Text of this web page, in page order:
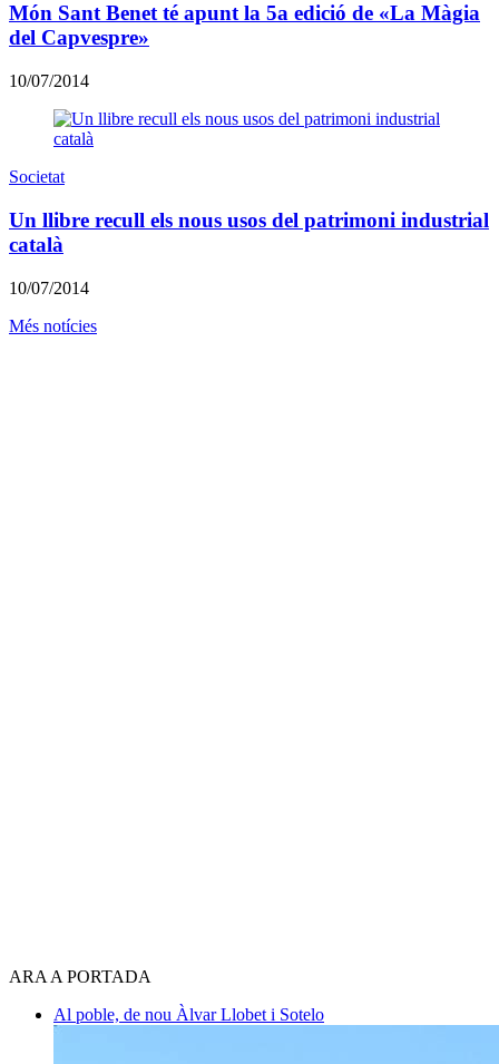
Món Sant Benet té apunt la 5a edició de «La Màgia
del Capvespre»
10/07/2014
Societat
Un llibre recull els nous usos del patrimoni industrial
català
10/07/2014
Més notícies
ARA A PORTADA
Al poble, de nou Àlvar Llobet i Sotelo